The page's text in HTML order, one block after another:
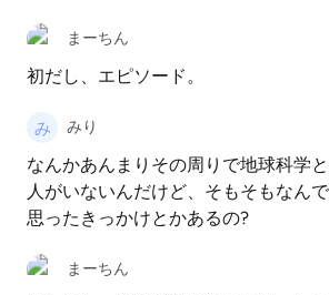
まーちん
初だし、エピソード。
みり
なんかあんまりその周りで地球科学
人がいないんだけど、そもそもなん
思ったきっかけとかあるの?
まーちん